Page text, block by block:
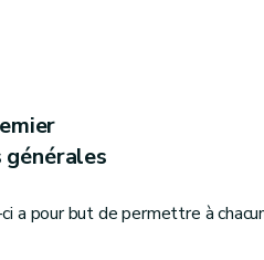
a pour but de permettre à